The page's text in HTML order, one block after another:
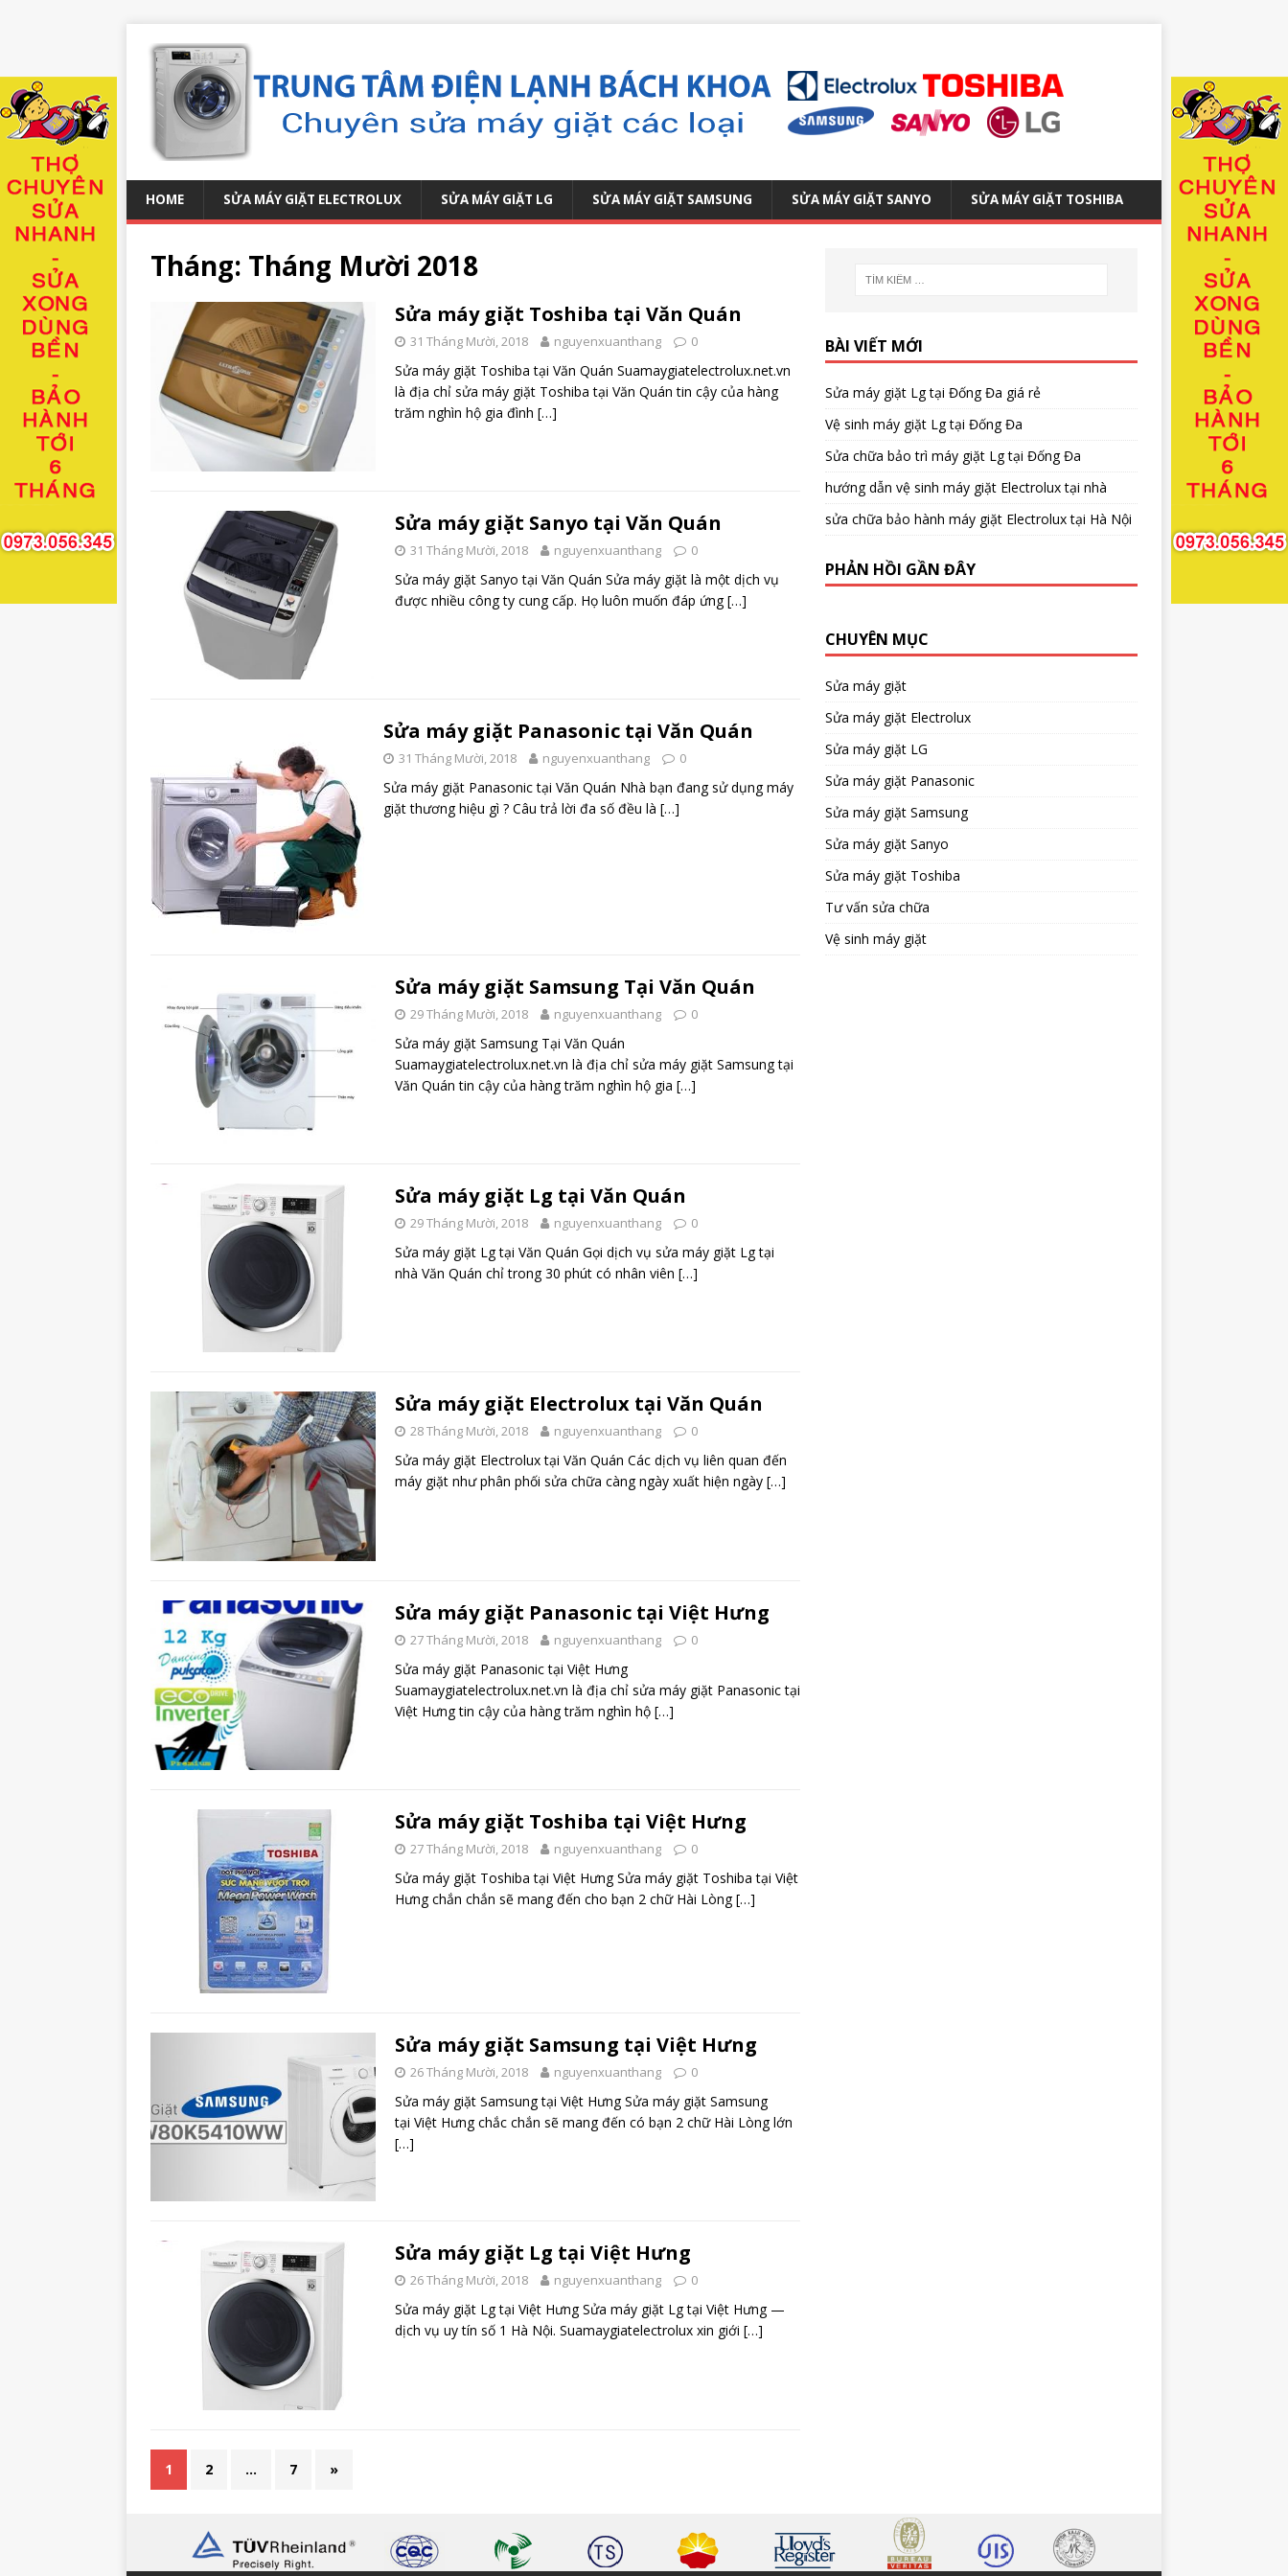
HOME SỬA MÁY GIẶT ELECTROLUX SỬA MÁY GIẶT LG SỬA MÁY GIẶT SAMSUNG SỬA MÁY GIẶT SANYO SỬA MÁY GIẶT TOSHIBA
Tháng: Tháng Mười 2018
Sửa máy giặt Toshiba tại Văn Quán
31 Tháng Mười, 2018 nguyenxuanthang 0
Sửa máy giặt Toshiba tại Văn Quán Suamaygiatelectrolux.net.vn
là địa chỉ sửa máy giặt Toshiba tại Văn Quán tin cậy của hàng
trăm nghìn hộ gia đình […]
Sửa máy giặt Sanyo tại Văn Quán
31 Tháng Mười, 2018 nguyenxuanthang 0
Sửa máy giặt Sanyo tại Văn Quán Sửa máy giặt là một dịch vụ
được nhiều công ty cung cấp. Họ luôn muốn đáp ứng[…]
Sửa máy giặt Panasonic tại Văn Quán
31 Tháng Mười, 2018 nguyenxuanthang 0
Sửa máy giặt Panasonic tại Văn Quán Nhà bạn đang sử dụng máy
giặt thương hiệu gì ? Câu trả lời đa số đều là […]
Sửa máy giặt Samsung Tại Văn Quán
29 Tháng Mười, 2018 nguyenxuanthang 0
Sửa máy giặt Samsung Tại Văn Quán
Suamaygiatelectrolux.net.vn là địa chỉ sửa máy giặt Samsung tại
Văn Quán tin cậy của hàng trăm nghìn hộ gia […]
Sửa máy giặt Lg tại Văn Quán
29 Tháng Mười, 2018 nguyenxuanthang 0
Sửa máy giặt Lg tại Văn Quán Gọi dịch vụ sửa máy giặt Lg tại
nhà Văn Quán chỉ trong 30 phút có nhân viên […]
Sửa máy giặt Electrolux tại Văn Quán
28 Tháng Mười, 2018 nguyenxuanthang 0
Sửa máy giặt Electrolux tại Văn Quán Các dịch vụ liên quan đến
máy giặt như phân phối sửa chữa càng ngày xuất hiện ngày […]
Sửa máy giặt Panasonic tại Việt Hưng
27 Tháng Mười, 2018 nguyenxuanthang 0
Sửa máy giặt Panasonic tại Việt Hưng
Suamaygiatelectrolux.net.vn là địa chỉ sửa máy giặt Panasonic tại
Việt Hưng tin cậy của hàng trăm nghìn hộ […]
Sửa máy giặt Toshiba tại Việt Hưng
27 Tháng Mười, 2018 nguyenxuanthang 0
Sửa máy giặt Toshiba tại Việt Hưng Sửa máy giặt Toshiba tại Việt
Hưng chắn chắn sẽ mang đến cho bạn 2 chữ Hài Lòng[…]
Sửa máy giặt Samsung tại Việt Hưng
26 Tháng Mười, 2018 nguyenxuanthang 0
Sửa máy giặt Samsung tại Việt Hưng Sửa máy giặt Samsung
tại Việt Hưng chắc chắn sẽ mang đến có bạn 2 chữ Hài Lòng lớn
[…]
Sửa máy giặt Lg tại Việt Hưng
26 Tháng Mười, 2018 nguyenxuanthang 0
Sửa máy giặt Lg tại Việt Hưng Sửa máy giặt Lg tại Việt Hưng —
dịch vụ uy tín số 1 Hà Nội. Suamaygiatelectrolux xin giới […]
1 2 … 7 »
BÀI VIẾT MỚI
Sửa máy giặt Lg tại Đống Đa giá rẻ
Vệ sinh máy giặt Lg tại Đống Đa
Sửa chữa bảo trì máy giặt Lg tại Đống Đa
hướng dẫn vệ sinh máy giặt Electrolux tại nhà
sửa chữa bảo hành máy giặt Electrolux tại Hà Nội
PHẢN HỒI GẦN ĐÂY
CHUYÊN MỤC
Sửa máy giặt
Sửa máy giặt Electrolux
Sửa máy giặt LG
Sửa máy giặt Panasonic
Sửa máy giặt Samsung
Sửa máy giặt Sanyo
Sửa máy giặt Toshiba
Tư vấn sửa chữa
Vệ sinh máy giặt